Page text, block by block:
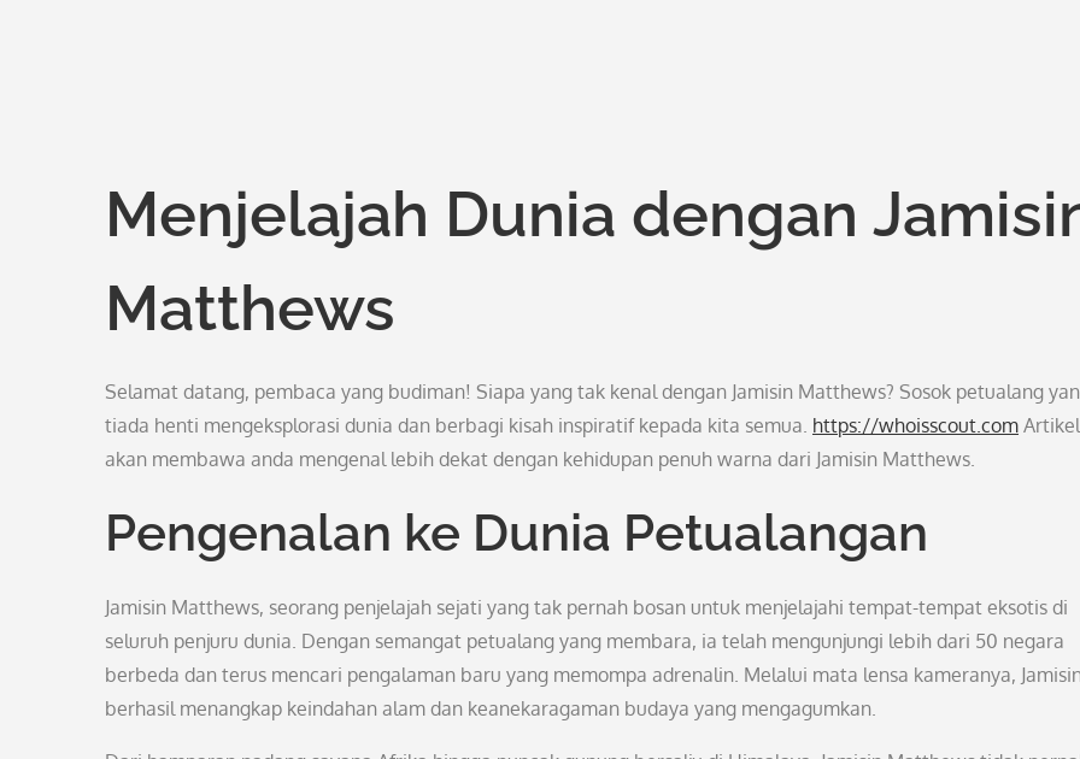
Menjelajah Dunia dengan
Matthews
Selamat datang, pembaca yang budiman! Siapa yang tak kenal dengan Jamisin Matthews? Sosok petualang
tiada henti mengeksplorasi dunia dan berbagi kisah inspiratif kepada kita semua. https://whoisscout.com
akan membawa anda mengenal lebih dekat dengan kehidupan penuh warna dari Jamisin Matthews.
Pengenalan ke Dunia Petualangan
Jamisin Matthews, seorang penjelajah sejati yang tak pernah bosan untuk menjelajahi tempat-tempat eksotis di
seluruh penjuru dunia. Dengan semangat petualang yang membara, ia telah mengunjungi lebih dari 50 negara
berbeda dan terus mencari pengalaman baru yang memompa adrenalin. Melalui mata lensa kameranya,
berhasil menangkap keindahan alam dan keanekaragaman budaya yang mengagumkan.